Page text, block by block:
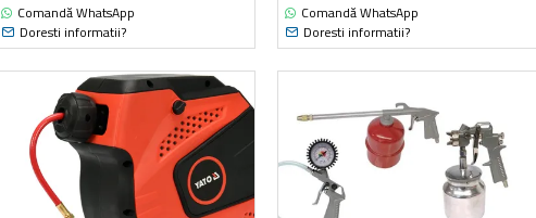
Comandă WhatsApp
Doresti informatii?
Comandă WhatsApp
Doresti informatii?